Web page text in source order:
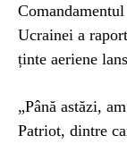
Ucrainei a
ținte aeriene
„Până astăzi,
Patriot, dintre